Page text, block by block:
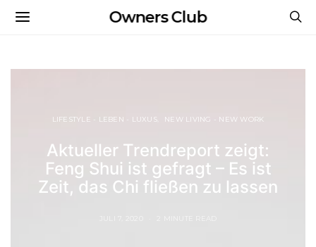
Owners Club
LIFESTYLE - LEBEN - LUXUS NEW LIVING - NEW WORK
Aktueller Trendreport zeigt:
Feng Shui ist gefragt – Es ist
Zeit, das Chi fließen zu lassen